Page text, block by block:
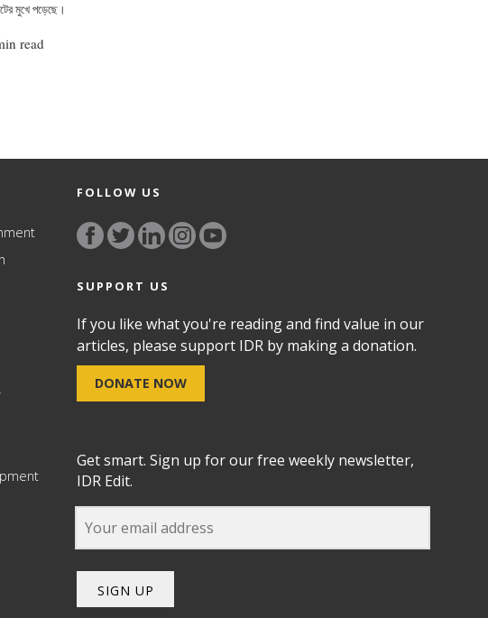
মুখে পড়েছে।
read
FOLLOW US
SUPPORT US
If you like what you're reading and find value in our
articles, please support IDR by making a donation.
DONATE NOW
Get smart. Sign up for our free weekly newsletter,
IDR Edit.
SIGN UP